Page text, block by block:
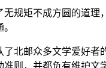
规矩不成方圆的道理
北邮众多文学爱好者
则，并都负有维护文